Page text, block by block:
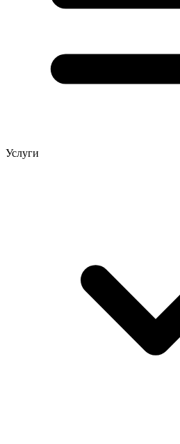
Услуги